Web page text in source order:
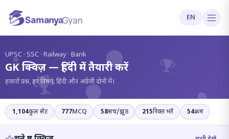
EN
?
UPSC · SSC · Railway · Bank
GK क्विज़ — हिंदी में तैयारी करें
हज़ारों प्रश्न, हर विषय, हिंदी और अंग्रेज़ी दोनों में।
1,104कुल सेट 777MCQ 58सच/झूठ 215रिक्त भरें 54क्रम